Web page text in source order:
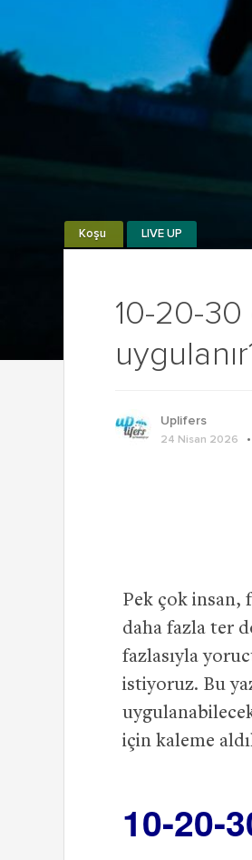
10-20-30
Koşu LIVE UP
Uplifers
24 Nisan 2026
Pek çok insan,
daha fazla ter
fazlasıyla
istiyoruz. Bu
için kaleme
10-20-